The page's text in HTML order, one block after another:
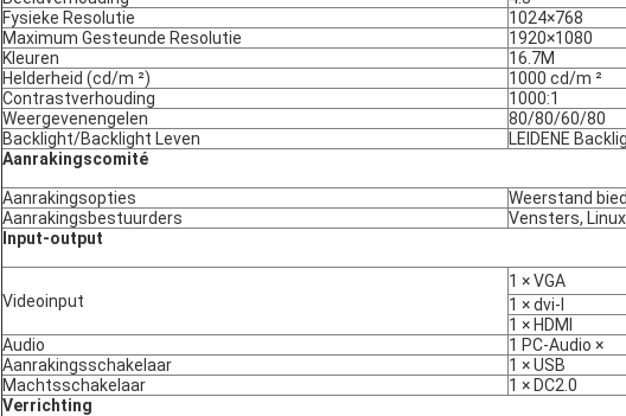
Fysieke Resolutie
1024×768
Maximum Gesteunde Resolutie
1920×1080
Kleuren
16.7M
Helderheid (cd/m ²)
1000 cd/m ²
Contrastverhouding
1000:1
Weergevenengelen
80/80/60/80
Backlight/Backlight Leven
LEIDENE
Aanrakingscomité
Aanrakingsopties
Weerstand
Aanrakingsbestuurders
Vensters,
Input-output
Videoinput
1 × VGA
1 × dvi-I
1 × HDMI
Audio
1 PC-Audio ×
Aanrakingsschakelaar
1 × USB
Machtsschakelaar
1 × DC2.0
Verrichting